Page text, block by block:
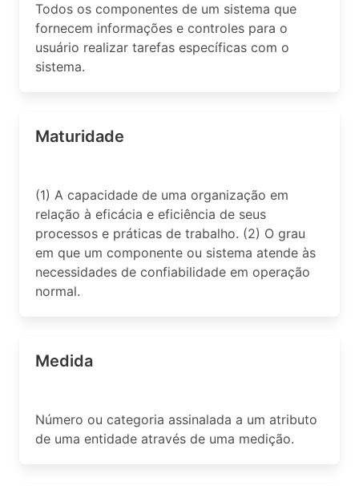
Todos os componentes de um sistema que
fornecem informações e controles para o
usuário realizar tarefas específicas com o
sistema.
Maturidade
(1) A capacidade de uma organização em
relação à eficácia e eficiência de seus
processos e práticas de trabalho. (2) O grau
em que um componente ou sistema atende às
necessidades de confiabilidade em operação
normal.
Medida
Número ou categoria assinalada a um atributo
de uma entidade através de uma medição.